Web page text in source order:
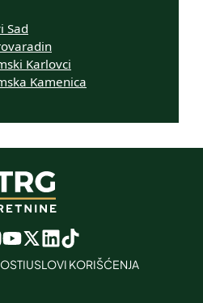
Sad
Karlovci
Kamenica
USLOVI KORIŠĆENJA